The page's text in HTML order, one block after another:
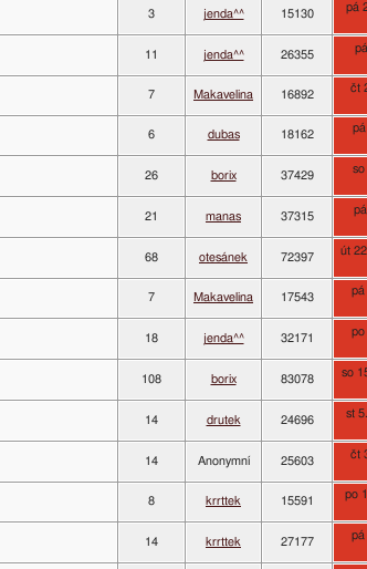
3 jenda^^ 15130
pá
11 jenda^^ 26355
7 Makavelina 16892
čt
6 dubas 18162
26 borix 37429
so
21 manas 37315
68 otesánek 72397
út
7 Makavelina 17543
pá
18 jenda^^ 32171
po
108 borix 83078
so
14 drutek 24696
st
14 Anonymní 25603
čt
8 krrttek 15591
po
14 krrttek 27177
pá